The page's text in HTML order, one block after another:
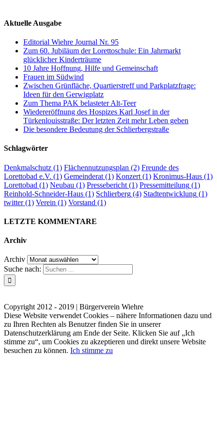
Aktuelle Ausgabe
Editorial Wiehre Journal Nr. 95
Zum 60. Jubiläum der Lorettoschule: Ein Jahrmarkt
glücklicher Kinderträume
10 Jahre Hoffnung, Hilfe und Gemeinschaft
Frauen im Südwind
Zwischen Grünfläche, Quartierstreff und Parkplatzfrage:
Ideen für den Gerwigplatz
Zum Thema PAK belasteter Alt-Teer
Wiedereröffnung des Hospizes Karl Josef in der
Türkenlouisstraße: Der letzten Zeit mehr Leben geben
Die besondere Bedeutung der Schlierbergstraße
Schlagwörter
Denkmalschutz (1) Flächennutzungsplan (2) Freunde des
Lorettobad e.V. (1) Gemeinderat (1) Konzert (1) Kronimus-Haus (1)
Lorettobad (1) Neubau (1) Pressebericht (1) Pressemitteilung (1)
Reinhold-Schneider-Haus (1) Schlierberg (4) Stadtentwicklung (1)
twitter(1) Verein (1) Vorstand (1)
LETZTE KOMMENTARE
Archiv
Archiv
Suche nach:
Copyright 2012 - 2019 | Bürgerverein Wiehre
Diese Website verwendet Cookies – nähere Informationen dazu und
zu Ihren Rechten als Benutzer finden Sie in unserer
Datenschutzerklärung am Ende der Seite. Klicken Sie auf „Ich
stimme zu“, um Cookies zu akzeptieren und direkt unsere Website
besuchen zu können. Ich stimme zu